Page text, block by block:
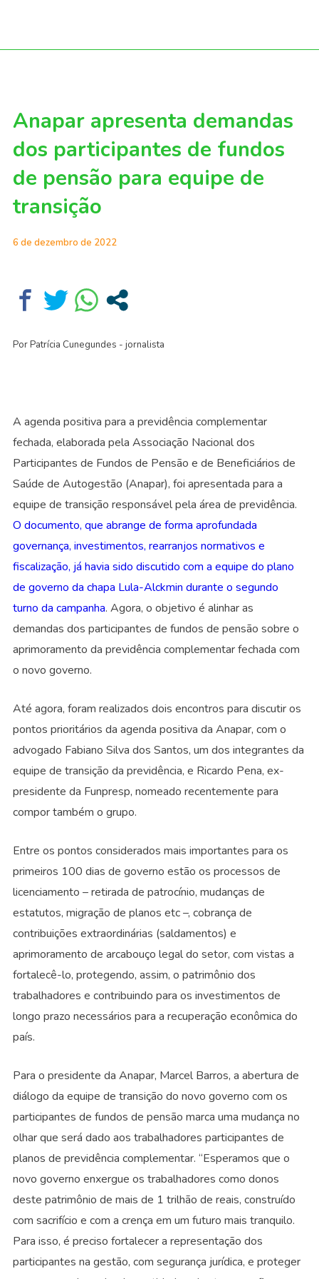
Anapar apresenta demandas
dos participantes de fundos
de pensão para equipe de
transição
6 de dezembro de 2022
Por Patrícia Cunegundes - jornalista
A agenda positiva para a previdência complementar
fechada, elaborada pela Associação Nacional dos
Participantes de Fundos de Pensão e de Beneficiários de
Saúde de Autogestão (Anapar), foi apresentada para a
equipe de transição responsável pela área de previdência.
O documento, que abrange de forma aprofundada
governança, investimentos, rearranjos normativos e
fiscalização, já havia sido discutido com a equipe do plano
de governo da chapa Lula-Alckmin durante o segundo
turno da campanha. Agora, o objetivo é alinhar as
demandas dos participantes de fundos de pensão sobre o
aprimoramento da previdência complementar fechada com
o novo governo.
Até agora, foram realizados dois encontros para discutir os
pontos prioritários da agenda positiva da Anapar, com o
advogado Fabiano Silva dos Santos, um dos integrantes da
equipe de transição da previdência, e Ricardo Pena, ex-
presidente da Funpresp, nomeado recentemente para
compor também o grupo.
Entre os pontos considerados mais importantes para os
primeiros 100 dias de governo estão os processos de
licenciamento – retirada de patrocínio, mudanças de
estatutos, migração de planos etc –, cobrança de
contribuições extraordinárias (saldamentos) e
aprimoramento de arcabouço legal do setor, com vistas a
fortalecê-lo, protegendo, assim, o patrimônio dos
trabalhadores e contribuindo para os investimentos de
longo prazo necessários para a recuperação econômica do
país.
Para o presidente da Anapar, Marcel Barros, a abertura de
diálogo da equipe de transição do novo governo com os
participantes de fundos de pensão marca uma mudança no
olhar que será dado aos trabalhadores participantes de
planos de previdência complementar. “Esperamos que o
novo governo enxergue os trabalhadores como donos
deste patrimônio de mais de 1 trilhão de reais, construído
com sacrifício e com a crença em um futuro mais tranquilo.
Para isso, é preciso fortalecer a representação dos
participantes na gestão, com segurança jurídica, e proteger